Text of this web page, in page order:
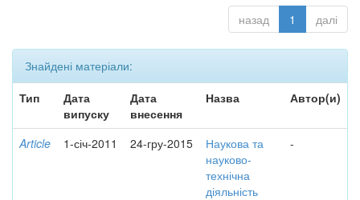
назад 1 далі
Знайдені матеріали:
Тип
Дата
випуску
Дата
внесення
Назва Автор(и)
Article 1-січ-2011 24-гру-2015
Наукова та
науково-
технічна
діяльність
-